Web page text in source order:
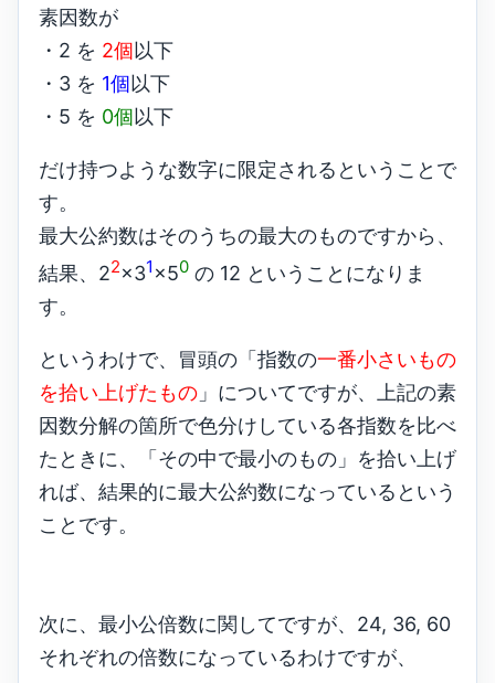
素因数が
・2 を 2個以下
・3 を 1個以下
・5 を 0個以下
だけ持つような数字に限定されるということで
す。
最大公約数はそのうちの最大のものですから、
結果、22×31 ×50 の 12 ということになりま
す。
というわけで、冒頭の「指数の一番小さいもの
を拾い上げたもの 」についてですが、上記の素
因数分解の箇所で色分けしている各指数を比べ
たときに、「その中で最小のもの」を拾い上げ
れば、結果的に最大公約数になっているという
ことです。
次に、最小公倍数に関してですが、24, 36, 60
それぞれの倍数になっているわけですが、